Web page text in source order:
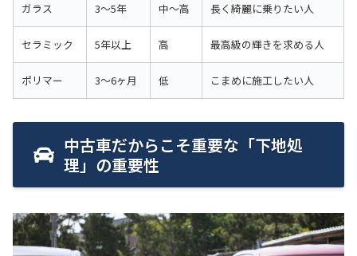
ガラス 3〜5年 中〜高 長く綺麗に乗りたい人
セラミック 5年以上 高 最高級の輝きを求める人
ポリマー 3〜6ヶ月 低 こまめに施工したい人
中古車だからこそ重要な「下地処
理」の重要性